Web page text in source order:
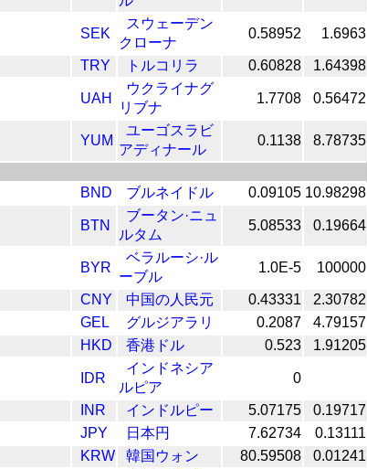
SEK
スウェーデン
クローナ
0.58952 1.6963
TRY トルコリラ 0.60828 1.64398
UAH
ウクライナグ
リブナ
1.7708 0.56472
YUM
ユーゴスラビ
アディナール
0.1138 8.78735
BND ブルネイドル 0.09105 10.98298
BTN
ブータン·ニュ
ルタム
5.08533 0.19664
BYR
ベラルーシ·ル
ーブル
1.0E-5 100000
CNY 中国の人民元 0.43331
2.30782
GEL
グルジアラリ 0.2087
4.79157
HKD
香港ドル 0.523 1.91205
IDR
インドネシア
ルピア
0
INR インドルピー 5.07175
0.19717
JPY
日本円 7.62734
0.13111
KRW
韓国ウォン 80.59508 0.01241